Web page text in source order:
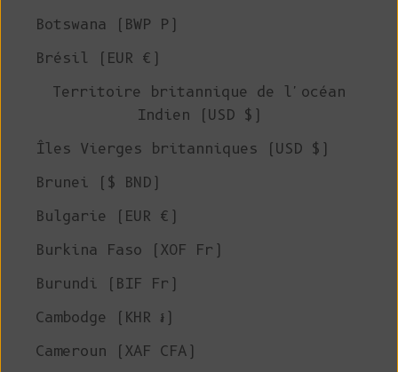
Botswana (BWP P)
Brésil (EUR €)
Territoire britannique de l'océan
Indien (USD $)
Îles Vierges britanniques (USD $)
Brunei ($ BND)
Bulgarie (EUR €)
Burkina Faso (XOF Fr)
Burundi (BIF Fr)
Cambodge (KHR ៛)
Cameroun (XAF CFA)